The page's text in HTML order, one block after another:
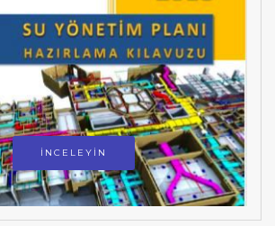
İNCELEYİN